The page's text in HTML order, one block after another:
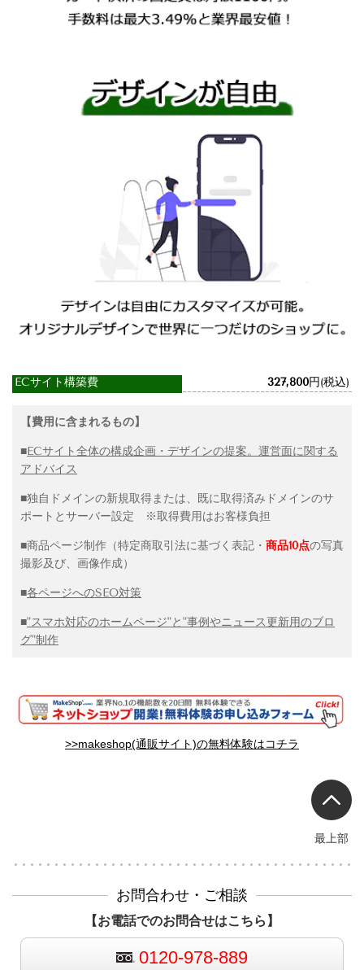
ECサイト構築費 327,800円(税込)
【費用に含まれるもの】
■ECサイト全体の構成企画・デザインの提案。運営面に関する
アドバイス
■独自ドメインの新規取得または、既に取得済みドメインのサ
ポートとサーバー設定 ※取得費用はお客様負担
■商品ページ制作（特定商取引法に基づく表記・ 商品10点の写真
撮影及び、画像作成）
■各ページへのSEO対策
■"スマホ対応のホームページ"と"事例やニュース更新用のブロ
グ"制作
>>makeshop(通販サイト)の無料体験はコチラ
最上部
お問合わせ・ご相談
【お電話でのお問合せはこちら】
0120-978-889